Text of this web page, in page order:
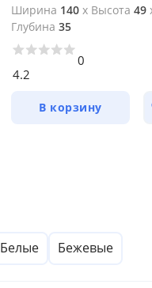
Ширина 140x Высота 49
Глубина 35
4.2
0
В корзину
Белые Бежевые